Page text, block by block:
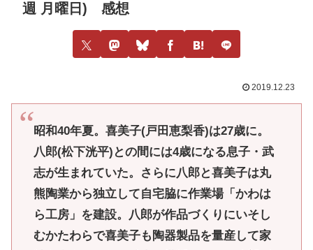
週 月曜日) 感想
2019.12.23
昭和40年夏。喜美子(戸田恵梨香)は27歳に。
八郎(松下洸平)との間には4歳になる息子・武
志が生まれていた。さらに八郎と喜美子は丸
熊陶業から独立して自宅脇に作業場「かわは
ら工房」を建設。八郎が作品づくりにいそし
むかたわらで喜美子も陶器製品を量産して家